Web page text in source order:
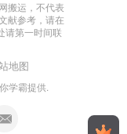
搬运，不代表
献参考，请在
请第一时间联
地图
学霸提供.